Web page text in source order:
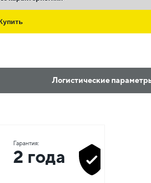
Логистические
Гарантия:
2 года